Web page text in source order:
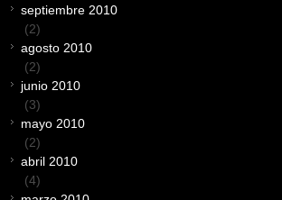
septiembre 2010
(2)
agosto 2010
(2)
junio 2010
(3)
mayo 2010
(2)
abril 2010
(4)